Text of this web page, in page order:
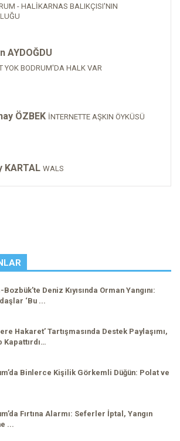
- HALİKARNAS BALIKÇISI'NIN
AYDOĞDU
YOK BODRUM'DA HALK VAR
ÖZBEK İNTERNETTE AŞKIN ÖYKÜSÜ
KARTAL WALS
Deniz Kıyısında Orman Yangını:
‘Bu ...
Hakaret’ Tartışmasında Destek Paylaşımı,
Kapattırdı…
Binlerce Kişilik Görkemli Düğün: Polat ve
Fırtına Alarmı: Seferler İptal, Yangın
...